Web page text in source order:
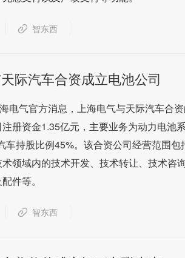
智东西
际汽车合资成立电池公司
电气官方消息，上海电气与天际汽车合
册资金1.35亿元，主要业务为动力电池
车持股比例45%。该合资公司经营范围
领域内的技术开发、技术转让、技术咨
件等。
智东西